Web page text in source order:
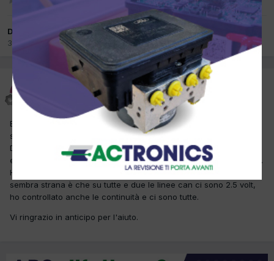
Da Ottocarservice
30 Settembre 2017in Meccatronica
Ottocarservice
30 Settembre 2017
Buongiorno a tutti , una settimana fa è arrivata un Polo con la
scatola che non funzionava, sostituita la stessa adesso funziona.
Da subito non si è spenta la spia dello sterzo e non si riesce ad
entrare in diagnosi, non accetta nemmeno la regolazione di base.
Ho controllato le alimentazioni e ci sono tutte, la cosa che mi
sembra strana è che su tutte e due le linee can ci sono 2.5 volt,
ho controllato anche le continuità e ci sono tutte.
Vi ringrazio in anticipo per l'aiuto.